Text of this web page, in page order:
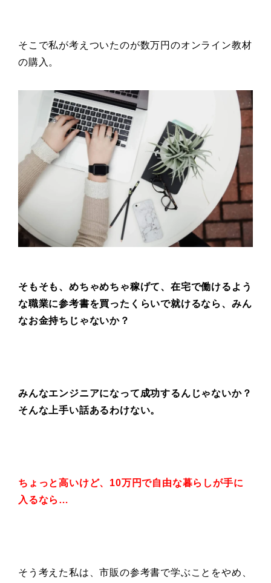
そこで私が考えついたのが数万円のオンライン教材
の購入。
そもそも、めちゃめちゃ稼げて、在宅で働けるよう
な職業に参考書を買ったくらいで就けるなら、 みん
なお金持ちじゃないか？
みんなエンジニアになって成功するんじゃないか？
そんな上手い話あるわけない。
ちょっと高いけど、 10万円で自由な暮らしが手に
入るなら…
そう考えた私は、市販の参考書で学ぶことをやめ、